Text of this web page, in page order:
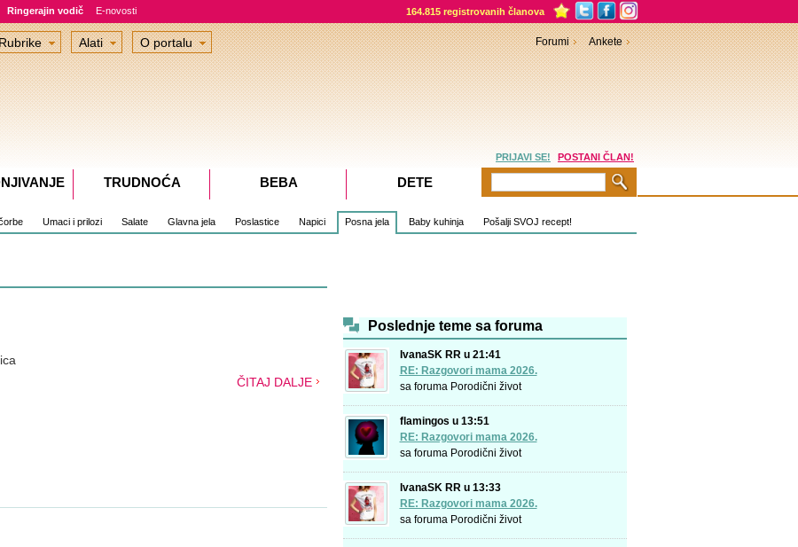
Ringerajin vodič E-novosti 164.815 registrovanih članova
Umaci i prilozi Salate Glavna jela Poslastice Napici Posna jela Baby kuhinja Pošalji SVOJ recept!
ČITAJ DALJE
Poslednje teme sa foruma
IvanaSK RR u 21:41
RE: Razgovori mama 2026.
sa foruma Porodični život
flamingos u 13:51
RE: Razgovori mama 2026.
sa foruma Porodični život
IvanaSK RR u 13:33
RE: Razgovori mama 2026.
sa foruma Porodični život
Alati O portalu Forumi Ankete
PRIJAVI SE! POSTANI ČLAN!
TRUDNOĆA BEBA DETE